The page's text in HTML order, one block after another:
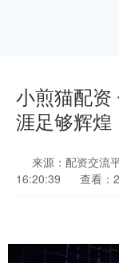
小煎猫配资
涯足够辉煌
来源：配资交流
16:20:39
查看：